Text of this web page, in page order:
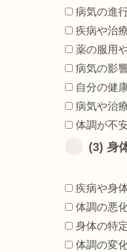
病気の進
疾病や治
薬の服用
病気の影
自分の健
病気や治
体調が不
(3) 身
疾病や身
体調の悪
身体の特
体調の変